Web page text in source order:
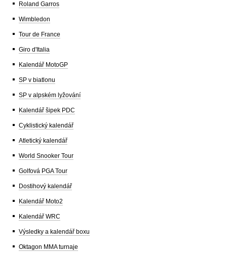
Roland Garros
Wimbledon
Tour de France
Giro d'Italia
Kalendář MotoGP
SP v biatlonu
SP v alpském lyžování
Kalendář šipek PDC
Cyklistický kalendář
Atletický kalendář
World Snooker Tour
Golfová PGA Tour
Dostihový kalendář
Kalendář Moto2
Kalendář WRC
Výsledky a kalendář boxu
Oktagon MMA turnaje